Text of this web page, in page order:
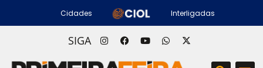
Cidades Interligadas
SIGA